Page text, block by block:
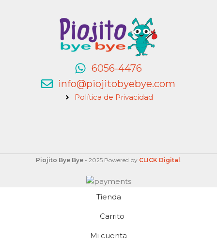
6056-4476
info@piojitobyebye.com
Política de Privacidad
Piojito Bye Bye - 2025 Powered by CLICK Digital
Tienda
Carrito
Mi cuenta